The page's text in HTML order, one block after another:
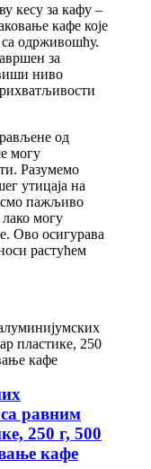
кесу за кафу –
кафе које
одрживошћу.
за
ниво
од
могу
Разумемо
утицаја на
смо пажљиво
лако могу
Ово осигурава
растућем
равним
250 г, 500
кафе